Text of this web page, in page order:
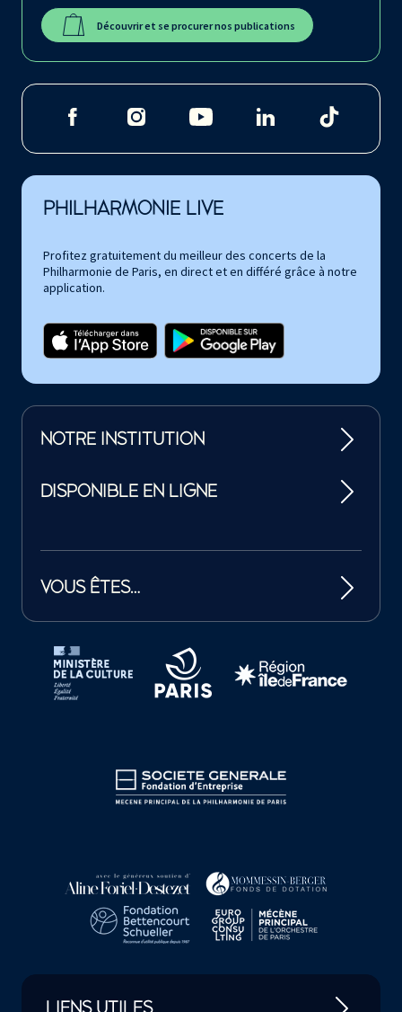
Découvrir et se procurer nos publications
PHILHARMONIE LIVE
Profitez gratuitement du meilleur des concerts de la
Philharmonie de Paris, en direct et en différé grâce à notre
application.
NOTRE INSTITUTION
DISPONIBLE EN LIGNE
VOUS ÊTES…
Tutelles et mécènes de la Philharmonie de Paris